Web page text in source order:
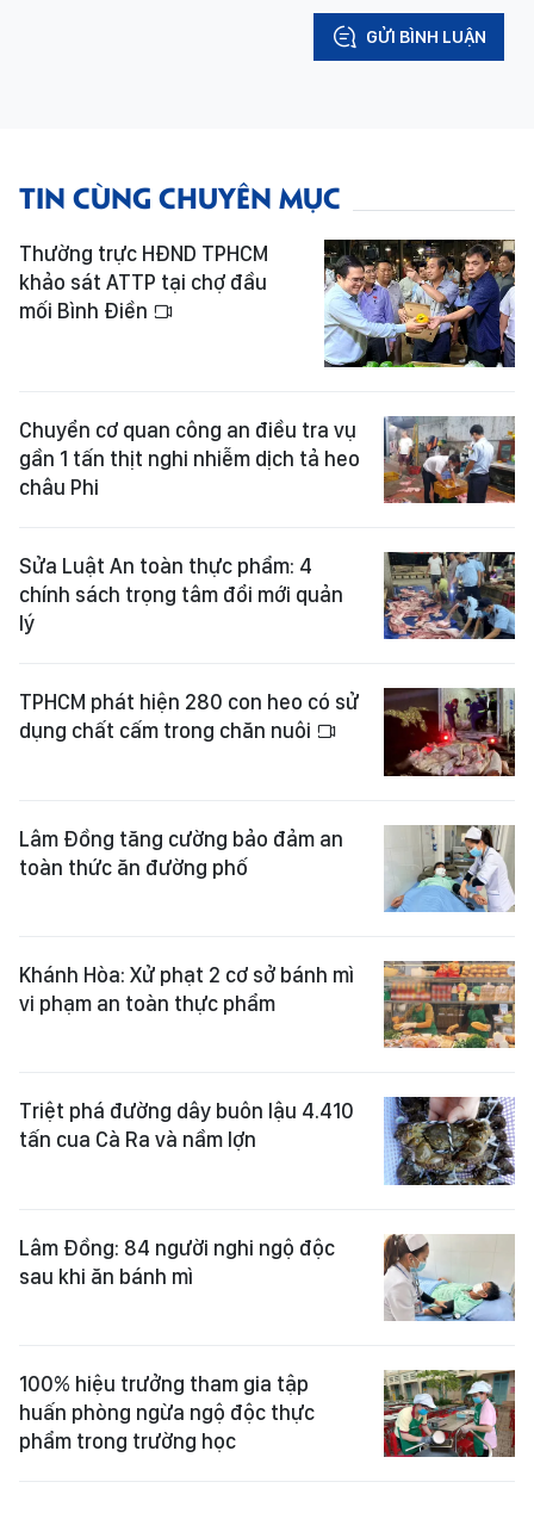
GỬI BÌNH LUẬN
TIN CÙNG CHUYÊN MỤC
Thường trực HĐND TPHCM
khảo sát ATTP tại chợ đầu
mối Bình Điền
Chuyển cơ quan công an điều tra vụ
gần 1 tấn thịt nghi nhiễm dịch tả heo
châu Phi
Sửa Luật An toàn thực phẩm: 4
chính sách trọng tâm đổi mới quản
lý
TPHCM phát hiện 280 con heo có sử
dụng chất cấm trong chăn nuôi
Lâm Đồng tăng cường bảo đảm an
toàn thức ăn đường phố
Khánh Hòa: Xử phạt 2 cơ sở bánh mì
vi phạm an toàn thực phẩm
Triệt phá đường dây buôn lậu 4.410
tấn cua Cà Ra và nầm lợn
Lâm Đồng: 84 người nghi ngộ độc
sau khi ăn bánh mì
100% hiệu trưởng tham gia tập
huấn phòng ngừa ngộ độc thực
phẩm trong trường học